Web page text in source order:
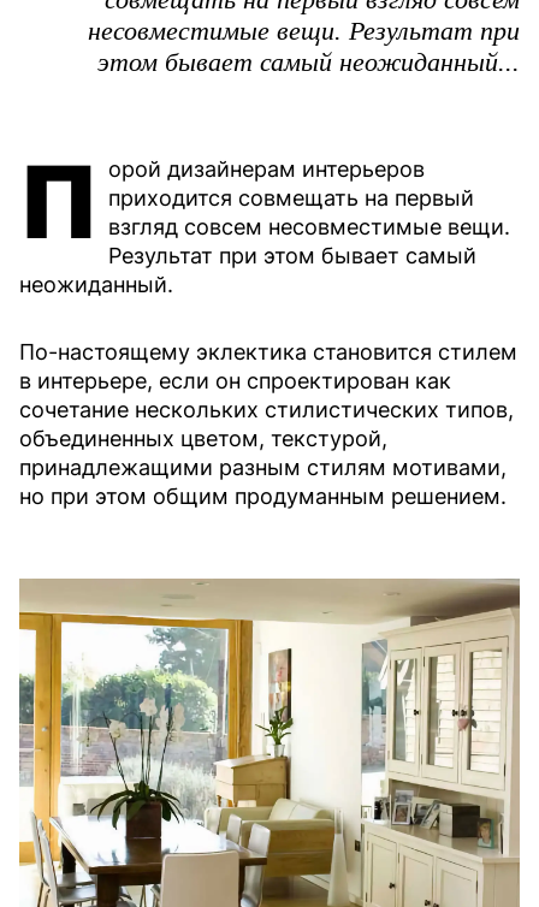
несовместимые вещи. Результат при
этом бывает самый неожиданный...
П
орой дизайнерам интерьеров
приходится совмещать на первый
взгляд совсем несовместимые вещи.
Результат при этом бывает самый
неожиданный.
По-настоящему эклектика становится стилем
в интерьере, если он спроектирован как
сочетание нескольких стилистических типов,
объединенных цветом, текстурой,
принадлежащими разным стилям мотивами,
но при этом общим продуманным решением.